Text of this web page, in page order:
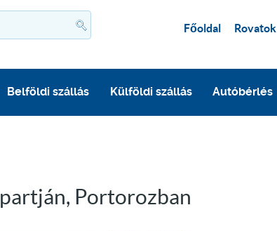
Főoldal Rovatok
Belföldi szállás Külföldi szállás Autóbérlés
Portorozban